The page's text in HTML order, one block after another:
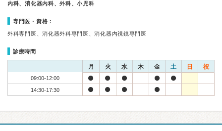
内科、消化器内科、外科、小児科
専門医・資格：
外科専門医、消化器外科専門医、消化器内視鏡専門医
診療時間
月 火 水 木 金 土 日 祝
09:00-12:00
14:30-17:30